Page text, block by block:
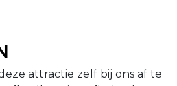
attractie zelf bij ons af te